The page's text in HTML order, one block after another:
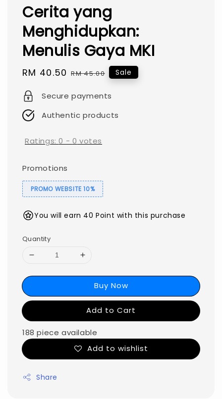
Cerita yang
Menghidupkan:
Menulis Gaya MKI
Sale
RM 40.50 Regular
RM 45.00 Sale
Secure payments
Authentic products
Ratings:0 - 0 votes
Promotions
PROMO WEBSITE 10%
You will earn 40 Point with this purchase
Quantity
Buy Now
Add to Cart
188 piece available
Add to wishlist
Share